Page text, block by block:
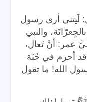
لَيتني أرى رسول
والنبي
عمر: أنْ تَعال،
قد أحرم في جُبّة
الله! ما تقول